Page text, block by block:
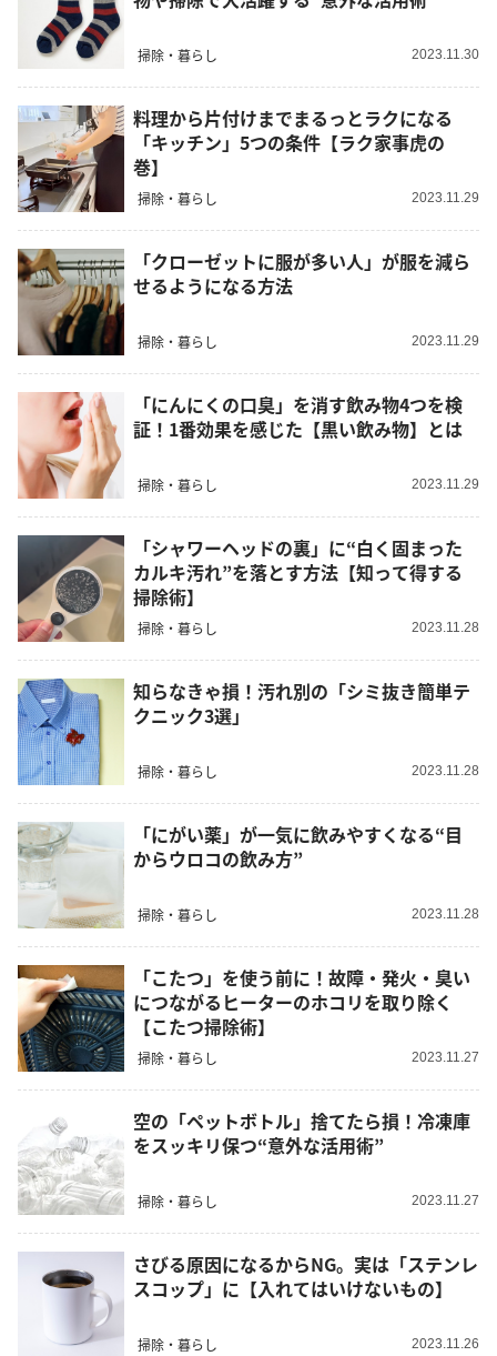
掃除・暮らし 2023.11.30
料理から片付けまでまるっとラクになる
「キッチン」5つの条件【ラク家事虎の
巻】
掃除・暮らし 2023.11.29
「クローゼットに服が多い人」が服を減ら
せるようになる方法
掃除・暮らし 2023.11.29
「にんにくの口臭」を消す飲み物4つを検
証！1番効果を感じた【黒い飲み物】とは
掃除・暮らし 2023.11.29
「シャワーヘッドの裏」に“白く固まった
カルキ汚れ”を落とす方法【知って得する
掃除術】
掃除・暮らし 2023.11.28
知らなきゃ損！汚れ別の「シミ抜き簡単テ
クニック3選」
掃除・暮らし 2023.11.28
「にがい薬」が一気に飲みやすくなる“目
からウロコの飲み方”
掃除・暮らし 2023.11.28
「こたつ」を使う前に！故障・発火・臭い
につながるヒーターのホコリを取り除く
【こたつ掃除術】
掃除・暮らし 2023.11.27
空の「ペットボトル」捨てたら損！冷凍庫
をスッキリ保つ“意外な活用術”
掃除・暮らし 2023.11.27
さびる原因になるからNG。実は「ステンレ
スコップ」に【入れてはいけないもの】
掃除・暮らし 2023.11.26